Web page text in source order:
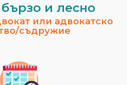
и лесно
или адвокатско
съдружие